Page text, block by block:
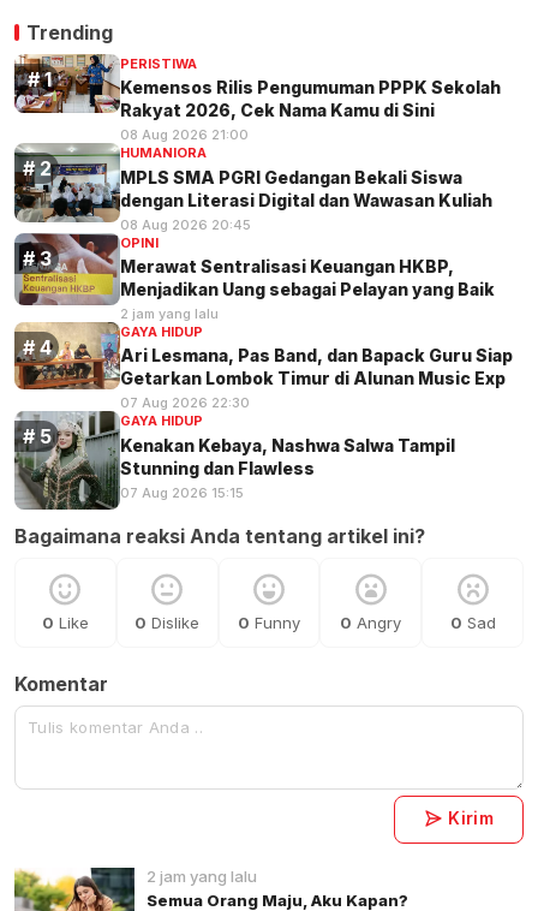
Trending
PERISTIWA
Kemensos Rilis Pengumuman PPPK Sekolah
Rakyat 2026, Cek Nama Kamu di Sini
08 Aug 2026 21:00
HUMANIORA
MPLS SMA PGRI Gedangan Bekali Siswa
dengan Literasi Digital dan Wawasan Kuliah
08 Aug 2026 20:45
OPINI
Merawat Sentralisasi Keuangan HKBP,
Menjadikan Uang sebagai Pelayan yang Baik
2 jam yang lalu
GAYA HIDUP
Ari Lesmana, Pas Band, dan Bapack Guru Siap
Getarkan Lombok Timur di Alunan Music Exp
07 Aug 2026 22:30
GAYA HIDUP
Kenakan Kebaya, Nashwa Salwa Tampil
Stunning dan Flawless
07 Aug 2026 15:15
Bagaimana reaksi Anda tentang artikel ini?
0 Like 0 Dislike 0 Funny 0 Angry 0 Sad
Komentar
Kirim
2 jam yang lalu
Semua Orang Maju, Aku Kapan?